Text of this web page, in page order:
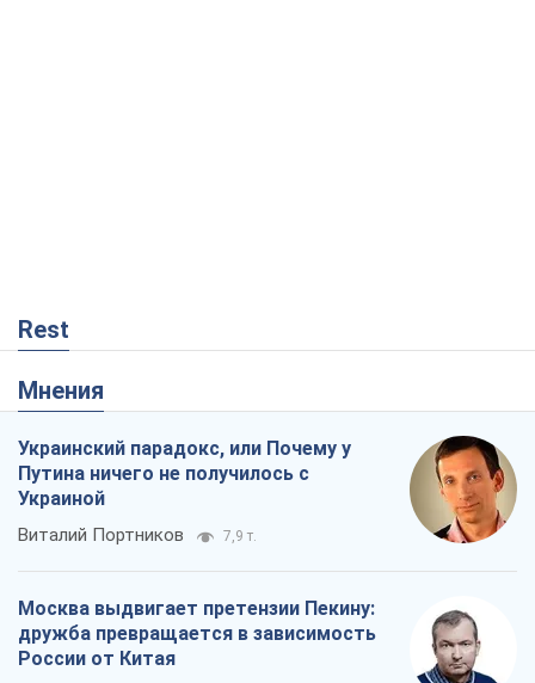
Rest
Мнения
Украинский парадокс, или Почему у
Путина ничего не получилось с
Украиной
Виталий Портников 7,9 т.
Москва выдвигает претензии Пекину:
дружба превращается в зависимость
России от Китая